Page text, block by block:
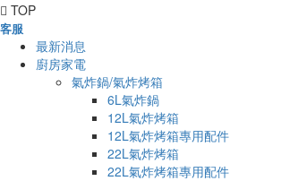
TOP
客服
最新消息
廚房家電
氣炸鍋/氣炸烤箱
6L氣炸鍋
12L氣炸烤箱
12L氣炸烤箱專用配件
22L氣炸烤箱
22L氣炸烤箱專用配件